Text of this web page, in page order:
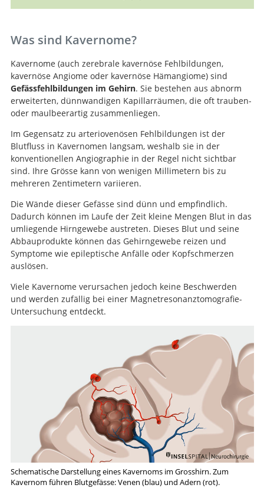
Was sind Kavernome?
Kavernome (auch zerebrale kavernöse Fehlbildungen,
kavernöse Angiome oder kavernöse Hämangiome) sind
Gefässfehlbildungen im Gehirn. Sie bestehen aus abnorm
erweiterten, dünnwandigen Kapillarräumen, die oft trauben-
oder maulbeerartig zusammenliegen.
Im Gegensatz zu arteriovenösen Fehlbildungen ist der
Blutfluss in Kavernomen langsam, weshalb sie in der
konventionellen Angiographie in der Regel nicht sichtbar
sind. Ihre Grösse kann von wenigen Millimetern bis zu
mehreren Zentimetern variieren.
Die Wände dieser Gefässe sind dünn und empfindlich.
Dadurch können im Laufe der Zeit kleine Mengen Blut in das
umliegende Hirngewebe austreten. Dieses Blut und seine
Abbauprodukte können das Gehirngewebe reizen und
Symptome wie epileptische Anfälle oder Kopfschmerzen
auslösen.
Viele Kavernome verursachen jedoch keine Beschwerden
und werden zufällig bei einer Magnetresonanztomografie-
Untersuchung entdeckt.
Schematische Darstellung eines Kavernoms im Grosshirn. Zum
Kavernom führen Blutgefässe: Venen (blau) und Adern (rot).